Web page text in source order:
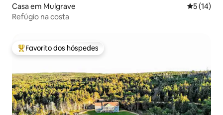
Casa em Mulgrave
5 (14)
Refúgio na costa
Favoritos dos hóspedes mais apreciados
Favorito dos hóspedes